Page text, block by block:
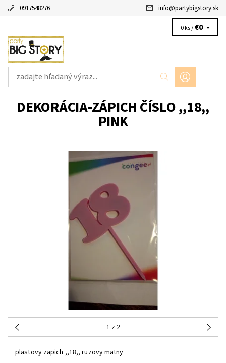
0917548276 info@partybigstory.sk
0 ks /€0
DEKORÁCIA-ZÁPICH ČÍSLO ,,18,,
PINK
1 z 2
plastovy zapich ,,18,, ruzovy matny